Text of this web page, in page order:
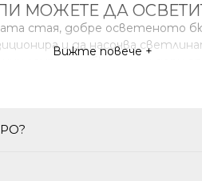
МОЖЕТЕ ДА
стая, добре осветеното
и да насочва
Вижте повече +